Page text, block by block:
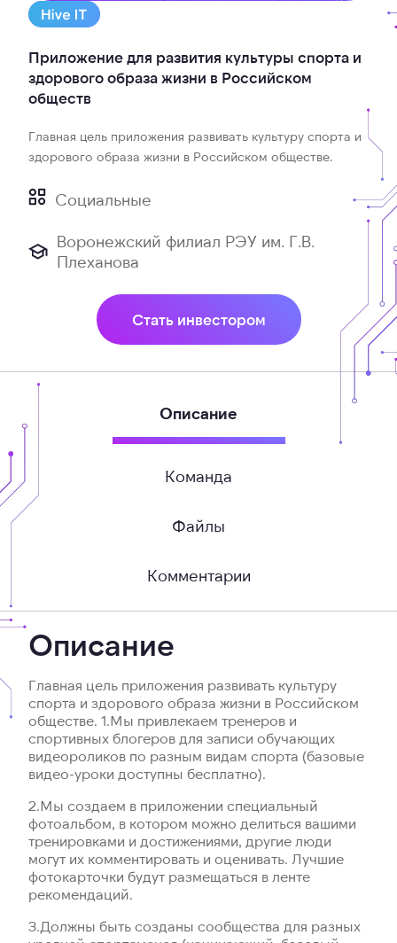
Приложение для развития культуры спорта и
здорового образа жизни в Российском
обществ
Главная цель приложения развивать культуру спорта и
здорового образа жизни в Российском обществе.
Социальные
Воронежский филиал РЭУ им. Г.В.
Плеханова
Стать инвестором
Описание
Команда
Файлы
Комментарии
Описание
Главная цель приложения развивать культуру
спорта и здорового образа жизни в Российском
обществе. 1.​Мы привлекаем тренеров и
спортивных блогеров для записи обучающих
видеороликов по разным видам спорта (базовые
видео-уроки доступны бесплатно).
2.​Мы создаем в приложении специальный
фотоальбом, в котором можно делиться вашими
тренировками и достижениями, другие люди
могут их комментировать и оценивать. Лучшие
фотокарточки будут размещаться в ленте
рекомендаций.
3.​Должны быть созданы сообщества для разных